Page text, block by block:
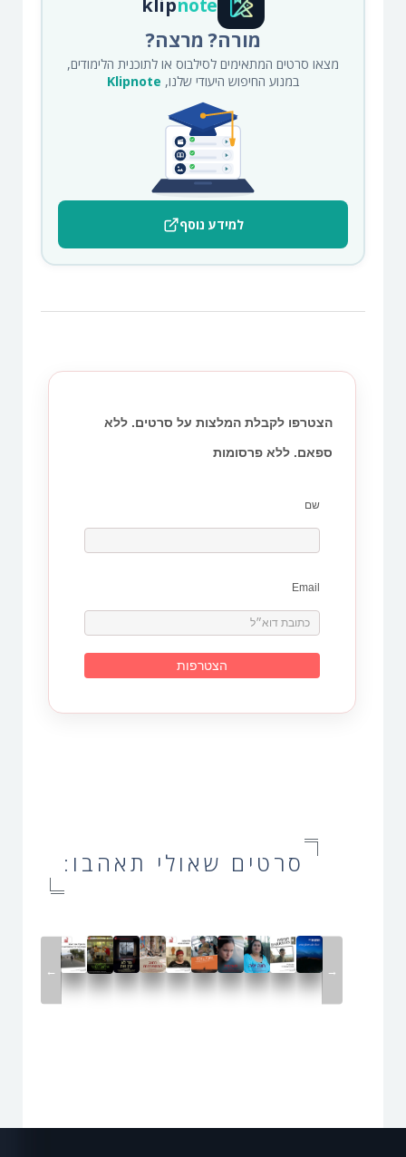
klipnote
מורה? מרצה?
מצאו סרטים המתאימים לסילבוס או לתוכנית הלימודים,
במנוע החיפוש היעודי שלנו, Klipnote
למידע נוסף
הצטרפו לקבלת המלצות על סרטים. ללא
ספאם. ללא פרסומות
שם
Email
סרטים שאולי תאהבו:
← →